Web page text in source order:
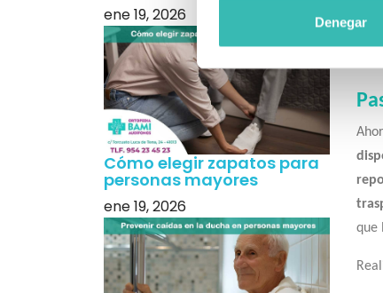
Denegar
ene 19, 2026
Cómo elegir zapatos para
personas mayores
ene 19, 2026
que